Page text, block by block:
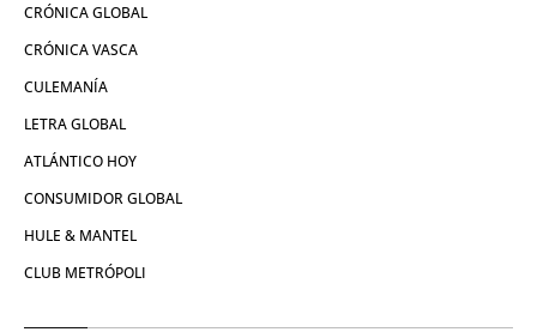
CRÓNICA GLOBAL
CRÓNICA VASCA
CULEMANÍA
LETRA GLOBAL
ATLÁNTICO HOY
CONSUMIDOR GLOBAL
HULE & MANTEL
CLUB METRÓPOLI